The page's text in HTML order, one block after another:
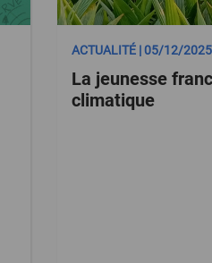
ACTUALITÉ | 05/12/2025
La jeunesse
climatique